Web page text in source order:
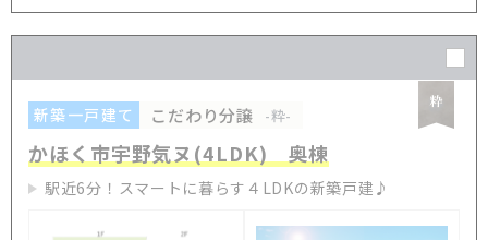
新築一戸建て こだわり分譲 -粋-
かほく市宇野気ヌ(4LDK) 奥棟
駅近6分！スマートに暮らす４LDKの新築戸建♪